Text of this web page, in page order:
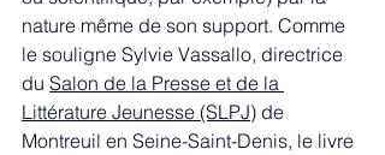
nature même de son support. Comme
le souligne Sylvie Vassallo, directrice
du Salon de la Presse et de la
Littérature Jeunesse (SLPJ) de
Montreuil en Seine-Saint-Denis, le livre